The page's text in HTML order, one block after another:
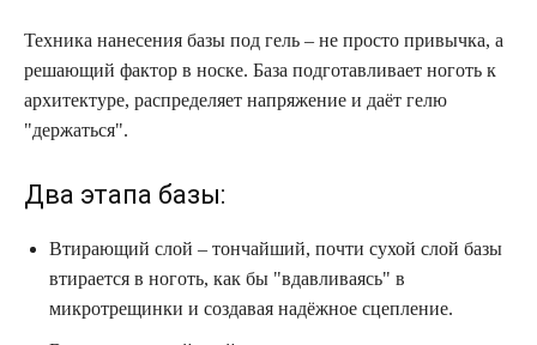
Техника нанесения базы под гель – не просто привычка, а
решающий фактор в носке. База подготавливает ноготь к
архитектуре, распределяет напряжение и даёт гелю
"держаться".
Два этапа базы:
Втирающий слой – тончайший, почти сухой слой базы
втирается в ноготь, как бы "вдавливаясь" в
микротрещинки и создавая надёжное сцепление.